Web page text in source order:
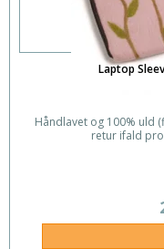
Laptop
Håndlavet og 100% uld
retur ifald